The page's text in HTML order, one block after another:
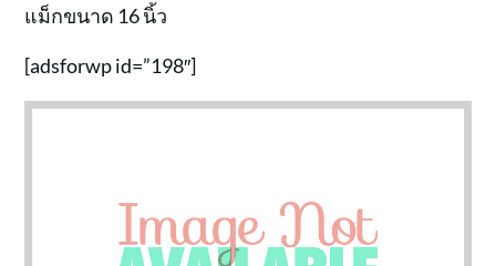
แม็กขนาด 16 นิ้ว
[adsforwp id=”198″]